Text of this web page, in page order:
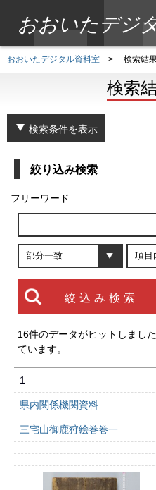
おおいたデジ
おおいたデジタル資料室 > 検索結
検索
検索条件を表示
絞り込み検索
フリーワード
16件のデータがヒットしまし
ています。
1
県内関係機関資料
三宅山御鹿狩絵巻巻一